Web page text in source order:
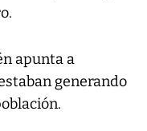
apunta a
generando